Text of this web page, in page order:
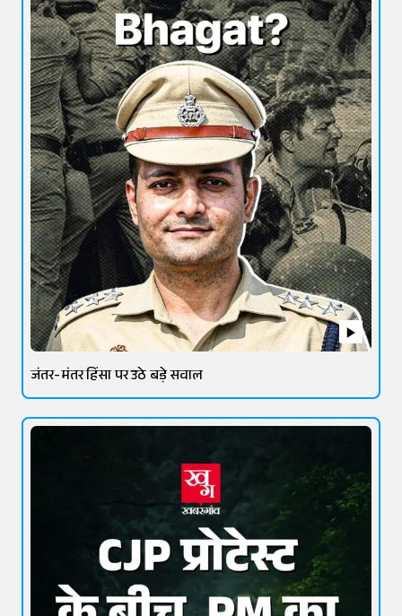
जंतर-मंतर हिंसा पर उठे बड़े सवाल